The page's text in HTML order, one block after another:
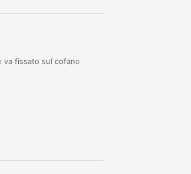
va fissato sul cofano